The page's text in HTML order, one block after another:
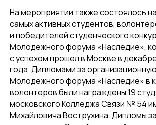
На мероприятии также состоялось
самых активных студентов,
и победителей студенческого
Молодежного форума «Наследие»,
с успехом прошел в Москве в
года. Дипломами за
Молодежного форума «Наследие» в
волонтеров были награждены 19
московского Колледжа Связи № 54
Михайловича Вострухина. Дипломы